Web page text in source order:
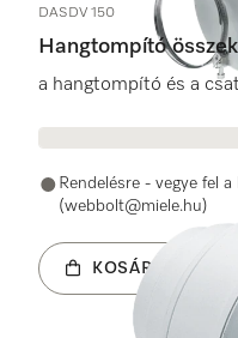
DASDV 150
Hangtompító
a hangtompító és a
Rendelésre - vegye fel
(webbolt@miele.hu)
KOSÁRBA